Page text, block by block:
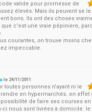
valide pour promesse de
élevés. Mais ils peuvent se
bons. Ils ont des choses
que c'est une vraie pépiniere,
courantes, on trouve moins
impeccable.
le 24/11/2011
toutes personnes n'ayant ni le
en hypermarchés. en effet
de faire ses courses
ci nous sont livrées à domicile. le